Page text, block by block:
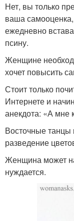
Нет, вы только
ваша самооценка,
ежедневно
псину.
Женщине
хочет повысить
Стоит только
Интернете и
анекдота: «А мне
Восточные танцы
разведение
Женщина может
нуждается.